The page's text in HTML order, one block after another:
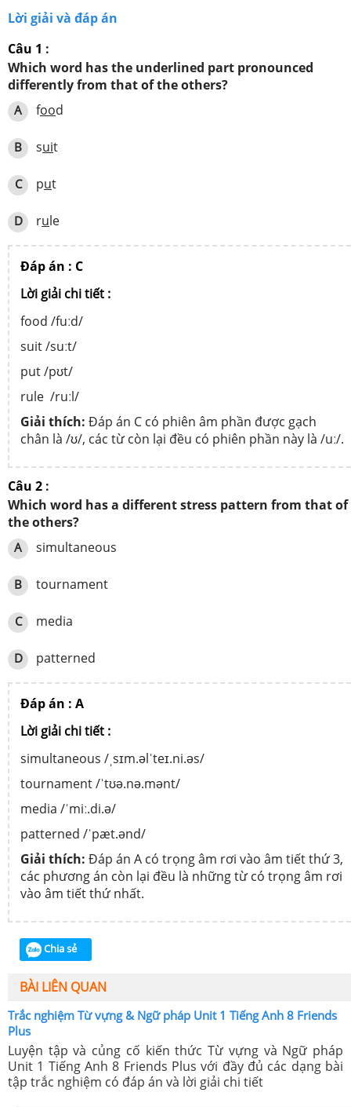
Lời giải và đáp án
Câu 1 :
Which word has the underlined part pronounced
differently from that of the others?
A food
B suit
C put
D rule
Đáp án : C
Lời giải chi tiết :
food /fuːd/
suit /suːt/
put /pʊt/
rule /ruːl/
Giải thích: Đáp án C có phiên âm phần được gạch
chân là /ʊ/, các từ còn lại đều có phiên phần này là /uː/.
Câu 2 :
Which word has a different stress pattern from that of
the others?
A simultaneous
B tournament
C media
D patterned
Đáp án : A
Lời giải chi tiết :
simultaneous /ˌsɪm.əlˈteɪ.ni.əs/
tournament /ˈtʊə.nə.mənt/
media /ˈmiː.di.ə/
patterned /ˈpæt.ənd/
Giải thích: Đáp án A có trọng âm rơi vào âm tiết thứ 3,
các phương án còn lại đều là những từ có trọng âm rơi
vào âm tiết thứ nhất.
Chia sẻ
BÀI LIÊN QUAN
Trắc nghiệm Từ vựng & Ngữ pháp Unit 1 Tiếng Anh 8 Friends
Plus
Luyện tập và củng cố kiến thức Từ vựng và Ngữ pháp
Unit 1 Tiếng Anh 8 Friends Plus với đầy đủ các dạng bài
tập trắc nghiệm có đáp án và lời giải chi tiết